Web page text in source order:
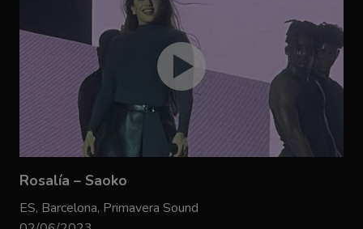
Rosalía – Saoko
ES, Barcelona, Primavera Sound